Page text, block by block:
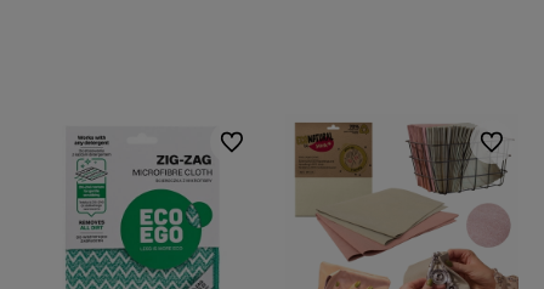
Do ulubionych Do